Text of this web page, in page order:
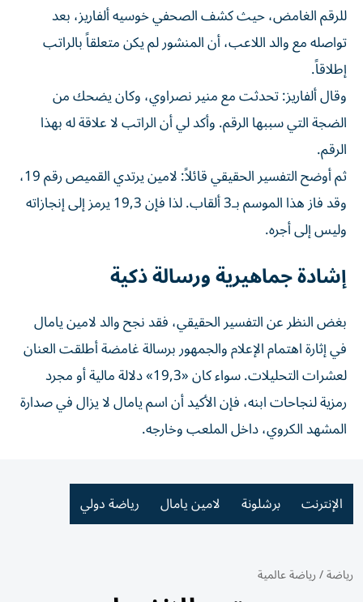
للرقم الغامض، حيث كشف الصحفي خوسيه ألفاريز، بعد
تواصله مع والد اللاعب، أن المنشور لم يكن متعلقاً بالراتب
إطلاقاً.
وقال ألفاريز: تحدثت مع منير نصراوي، وكان يضحك من
الضجة التي سببها الرقم. وأكد لي أن الراتب لا علاقة له بهذا
الرقم.
ثم أوضح التفسير الحقيقي قائلاً: لامين يرتدي القميص رقم 19،
وقد فاز هذا الموسم بـ3 ألقاب. لذا فإن 19,3 يرمز إلى إنجازاته
وليس إلى أجره.
إشادة جماهيرية ورسالة ذكية
بغض النظر عن التفسير الحقيقي، فقد نجح والد لامين يامال
في إثارة اهتمام الإعلام والجمهور برسالة غامضة أطلقت العنان
لعشرات التحليلات. سواء كان «19,3» دلالة مالية أو مجرد
رمزية لنجاحات ابنه، فإن الأكيد أن اسم يامال لا يزال في صدارة
المشهد الكروي، داخل الملعب وخارجه.
الإنترنت برشلونة لامين يامال رياضة دولي
رياضة/رياضة عالمية